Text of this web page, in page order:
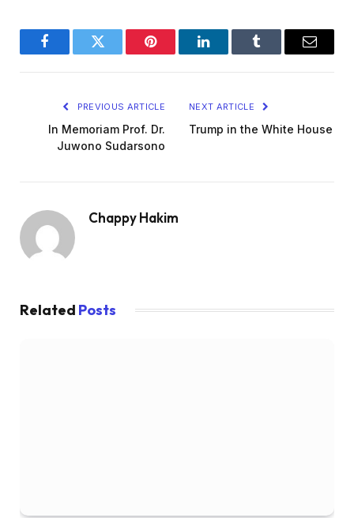
FacebookTwitter Pinterest LinkedInTumblr Email
PREVIOUS ARTICLE
In Memoriam Prof. Dr.
Juwono Sudarsono
NEXT ARTICLE
Trump in the White House
Chappy Hakim
Related Posts